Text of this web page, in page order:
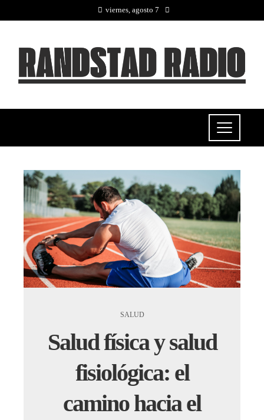
viernes, agosto 7
SALUD
Salud física y salud
fisiológica: el
camino hacia el